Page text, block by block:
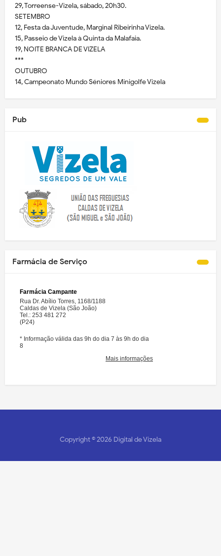
29, Torreense-Vizela, sábado, 20h30.
SETEMBRO
12, Festa da Juventude, Marginal Ribeirinha Vizela.
15, Passeio de Vizela à Quinta da Malafaia.
19, NOITE BRANCA DE VIZELA
***
OUTUBRO
14, Campeonato Mundo Séniores Minigolfe Vizela
Pub
Farmácia de Serviço
Copyright ©2026 Digital de Vizela